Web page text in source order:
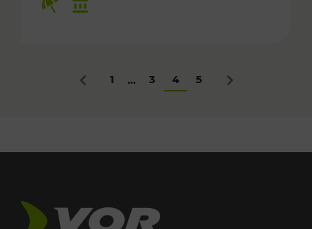
Zurück
1 ... 3 4 5 Nächstes